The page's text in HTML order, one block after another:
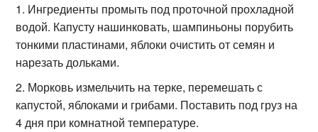
Ингредиенты промыть под проточной прохладной
водой. Капусту нашинковать, шампиньоны порубить
тонкими пластинами, яблоки очистить от семян и
нарезать дольками.
Морковь измельчить на терке, перемешать с
капустой, яблоками и грибами. Поставить под груз на
4 дня при комнатной температуре.